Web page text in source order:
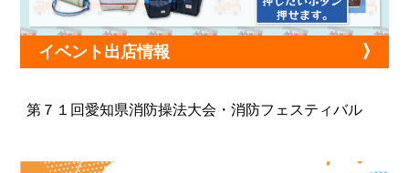
イベント出店情報
第７１回愛知県消防操法大会・消防フェスティバル